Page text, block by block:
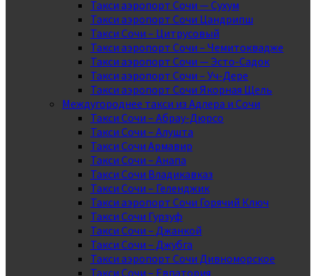
Такси аэропорт Сочи — Сухум
Такси аэропорт Сочи Цандрипш
Такси Сочи – Цитрусовый
Такси аэропорт Сочи – Чемитоквадже
Такси аэропорт Сочи — Эсто-Садок
Такси аэропорт Сочи – Уч-Дере
Такси аэропорт Сочи Якорная Щель
Междугороднее такси из Адлера и Сочи
Такси Сочи – Абрау-Дюрсо
Такси Сочи – Алушта
Такси Сочи Армавир
Такси Сочи – Анапа
Такси Сочи Владикавказ
Такси Сочи – Геленджик
Такси аэропорт Сочи Горячий Ключ
Такси Сочи Гурзуф
Такси Сочи – Джанкой
Такси Сочи – Джубга
Такси аэропорт Сочи Дивноморское
Такси Сочи – Евпатория